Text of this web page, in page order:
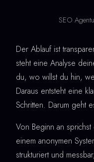
SEO
Der Ablauf ist
steht eine Analyse
du, wo willst du hin,
Daraus entsteht eine
Schritten. Darum geht
Von Beginn an
einem anonymen
strukturiert und